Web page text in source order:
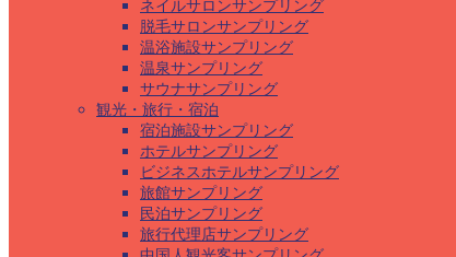
ネイルサロンサンプリング
脱毛サロンサンプリング
温浴施設サンプリング
温泉サンプリング
サウナサンプリング
観光・旅行・宿泊
宿泊施設サンプリング
ホテルサンプリング
ビジネスホテルサンプリング
旅館サンプリング
民泊サンプリング
旅行代理店サンプリング